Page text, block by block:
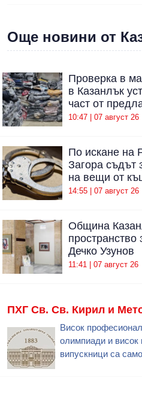
Още новини от
Проверка в
в Казанлък
част от
10:47 | 07 август 26
По искане на
Загора съдът
на вещи от
14:55 | 07 август 26
Община
пространство
Дечко Узунов
11:41 | 07 август 26
ПХГ Св. Св. Кирил и
Висок
олимпиади и висок
випускници са